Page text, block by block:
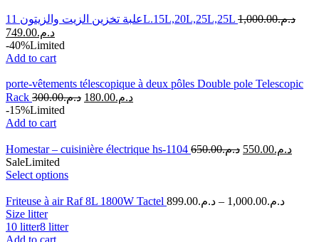
علبة تخزين الزيت والزيتون 11L.15L,20L,25L,25L د.م.1,000.00
د.م.749.00
-40%Limited
Add to cart
porte-vêtements télescopique à deux pôles Double pole Telescopic
Rack
د.م.300.00 د.م.180.00
-15%Limited
Add to cart
Homestar – cuisinière électrique hs-1104 د.م.650.00 د.م.550.00
SaleLimited
Select options
Friteuse à air Raf 8L 1800W Tactel د.م.899.00 – د.م.1,000.00
Size litter
10 litter8 litter